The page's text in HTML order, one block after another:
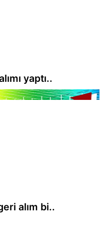
yaptı..
alım bi..